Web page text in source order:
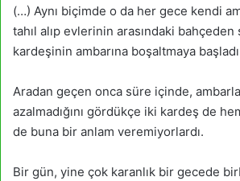
(…) Aynı biçimde o da her gece kendi
tahıl alıp evlerinin arasındaki
kardeşinin ambarına boşaltmaya
Aradan geçen onca süre içinde,
azalmadığını gördükçe iki kardeş de
de buna bir anlam veremiyorlardı.
Bir gün, yine çok karanlık bir gecede